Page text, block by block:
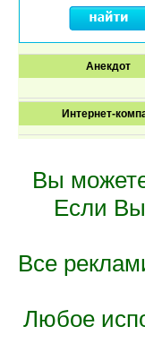
Анекдот
Интернет-
Вы
Если
Все
Любое